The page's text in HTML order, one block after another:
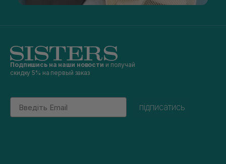
Подпишись на наши новости и получай
скидку 5% на первый заказ
Email
підписатись